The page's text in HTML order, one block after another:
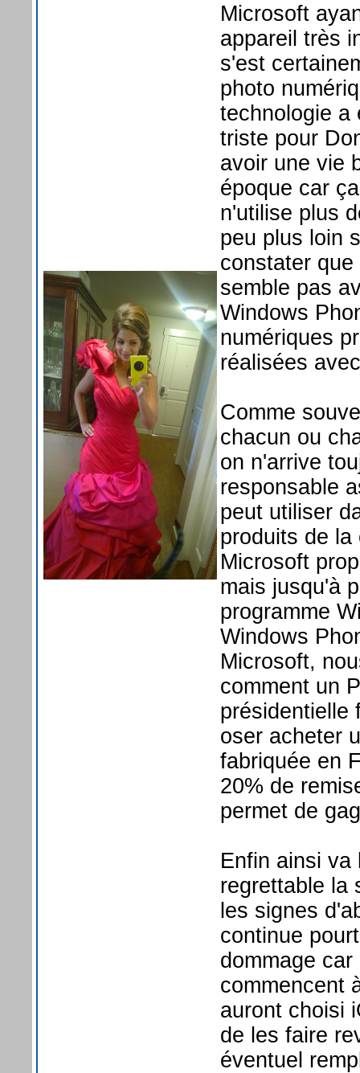
Microsoft
appareil très
s'est
photo
technologie a
triste pour
avoir une vie
époque car
n'utilise plus
peu plus loin
constater
semble pas
Windows
numériques
réalisées
Comme
chacun ou
on n'arrive
responsable
peut utiliser
produits de
Microsoft
mais jusqu'à
programme
Windows
Microsoft,
comment un
présidentielle
oser acheter
fabriquée en
20% de
permet de
Enfin ainsi va
regrettable la
les signes
continue
dommage
commencent
auront choisi
de les faire
éventuel